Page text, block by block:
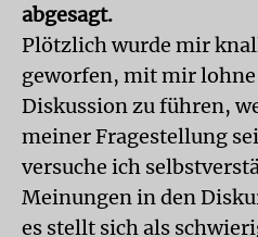
abgesagt.
Plötzlich wurde mir
geworfen, mit mir
Diskussion zu führen,
meiner Fragestellung
versuche ich
Meinungen in den
es stellt sich als